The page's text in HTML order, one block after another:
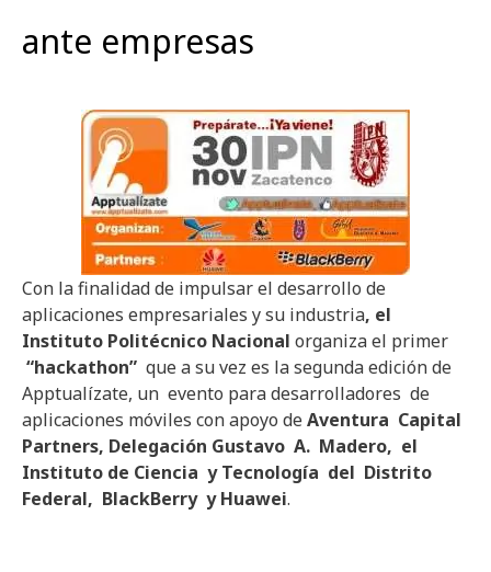
ante empresas
Con la finalidad de impulsar el desarrollo de
aplicaciones empresariales y su industria, el
Instituto Politécnico Nacional organiza el primer
“hackathon” que a su vez es la segunda edición de
Apptualízate, un evento para desarrolladores de
aplicaciones móviles con apoyo deAventura Capital
Partners, Delegación Gustavo A. Madero, el
Instituto de Ciencia y Tecnología del Distrito
Federal, BlackBerry y Huawei.